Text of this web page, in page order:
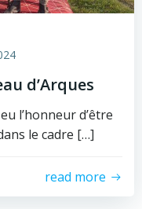
d’Arques
l’honneur d’être
le cadre […]
read more